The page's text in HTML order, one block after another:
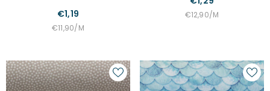
Dotty Swafing
€1,19
STÜCKPREIS
€11,90/PRO
M
STÜCKPREIS
€12,90/PRO
M